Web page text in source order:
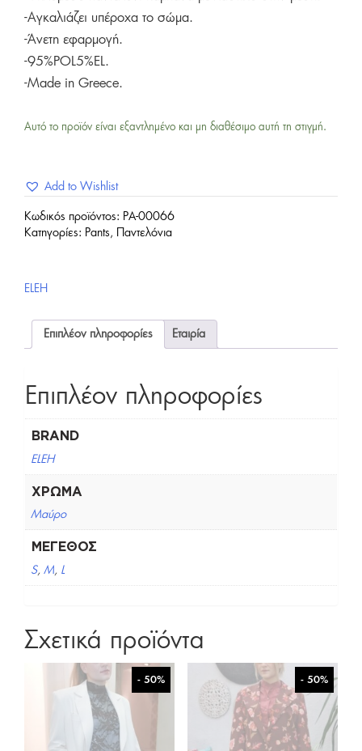
-Αγκαλιάζει υπέροχα το σώμα.
-Άνετη εφαρμογή.
-95%POL5%EL.
-Made in Greece.
Αυτό το προϊόν είναι εξαντλημένο και μη διαθέσιμο αυτή τη στιγμή.
Add to Wishlist
Κωδικός προϊόντος: PA-00066
Κατηγορίες: Pants , Παντελόνια
ELEH
Επιπλέον πληροφορίες Εταιρία
Επιπλέον πληροφορίες
BRAND
ELEH
ΧΡΏΜΑ
Μαύρο
ΜΈΓΕΘΟΣ
S, M, L
Σχετικά προϊόντα
- 50% - 50%